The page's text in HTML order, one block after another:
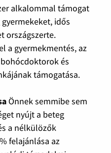
alkalommal támogat
idős
országszerte.
a gyermekmentés, az
és
támogatása.
Önnek semmibe sem
nyújt a beteg
a nélkülözők
felajánlása az